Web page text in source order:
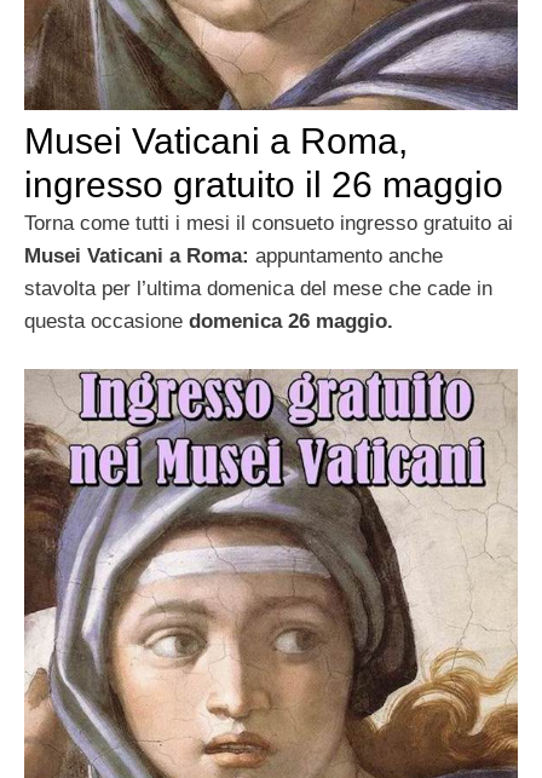
Musei Vaticani a Roma,
ingresso gratuito il 26 maggio
Torna come tutti i mesi il consueto ingresso gratuito ai
Musei Vaticani a Roma: appuntamento anche
stavolta per l’ultima domenica del mese che cade in
questa occasione domenica 26 maggio.